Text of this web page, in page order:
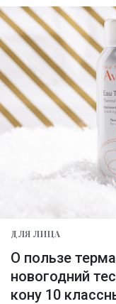
ДЛЯ ЛИЦА
О пользе
новогодний
кону 10